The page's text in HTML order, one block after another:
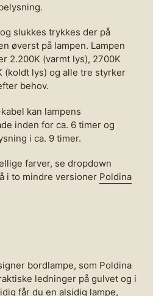
slukkes trykkes der på
øverst på lampen. Lampen
2.200K (varmt lys), 2700K
(koldt lys) og alle tre styrker
behov.
kan lampens
inden for ca. 6 timer og
i ca. 9 timer.
farver, se dropdown
i to mindre versioner Poldina
bordlampe, som Poldina
ledninger på gulvet og i
får du en alsidig lampe,